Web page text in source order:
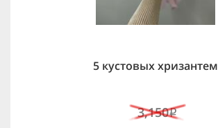
5 кустовых хризантем
3,150i